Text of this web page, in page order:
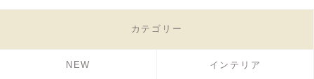
カテゴリー
NEW インテリア